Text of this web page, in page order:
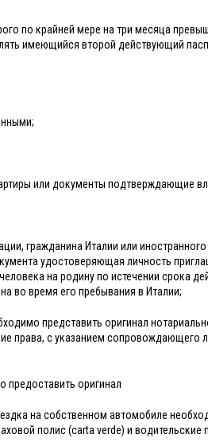
по крайней мере на три месяца
имеющийся второй действующий
или документы подтверждающие
гражданина Италии или
удостоверяющая личность
на родину по истечении срока
во время его пребывания в Италии;
представить оригинал
права, с указанием
предоставить оригинал
на собственном автомобиле
полис (carta verde) и водительские